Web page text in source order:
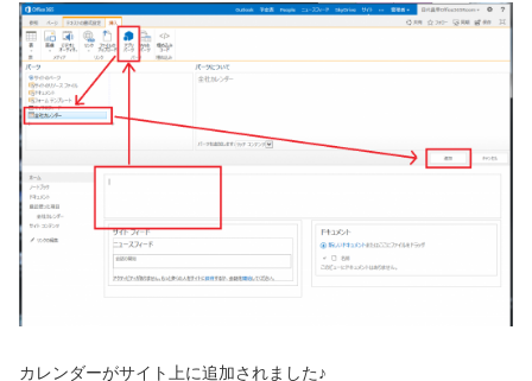
カレンダーがサイト上に追加されました♪